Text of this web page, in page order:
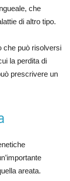
che
di altro tipo.
che può risolversi
la perdita di
prescrivere un
areata.